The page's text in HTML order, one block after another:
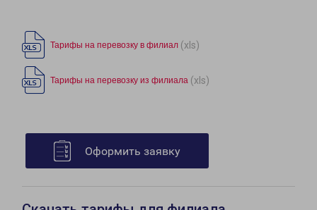
Тарифы на перевозку в филиал (xls)
Тарифы на перевозку из филиала (xls)
Оформить заявку